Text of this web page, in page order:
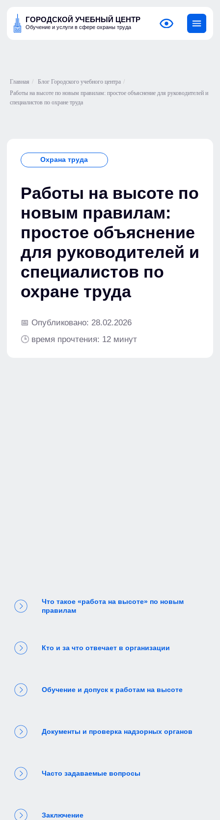
Обучение и услуги в сфере охраны труда
ГОРОДСКОЙ УЧЕБНЫЙ ЦЕНТР
Главная / Блог Городского учебного центра /
Работы на высоте по новым правилам: простое объяснение для руководителей и
специалистов по охране труда
новым правилам:
простое объяснение
специалистов по
охране труда
📅 Опубликовано: 28.02.2026
🕒 время прочтения: 12 минут
Что такое «работа на высоте» по новым
правилам
Кто и за что отвечает в организации
Обучение и допуск к работам на высоте
Документы и проверка надзорных органов
Часто задаваемые вопросы
Заключение